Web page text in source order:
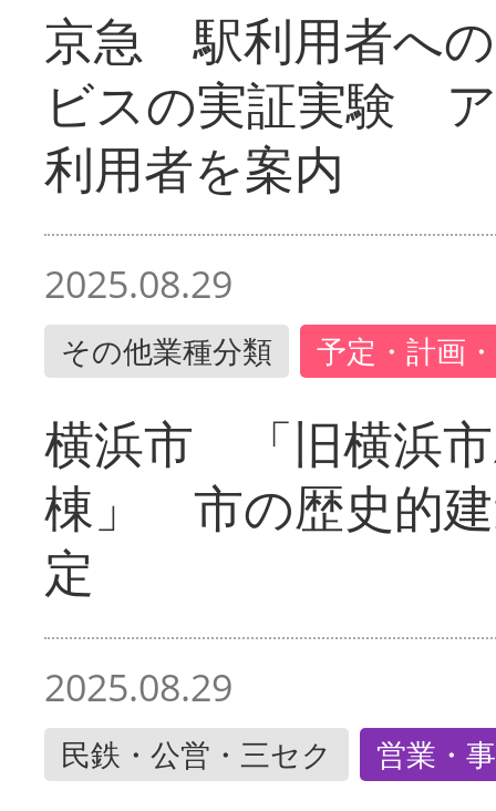
京急 駅利用者へ
ビスの実証実験
利用者を案内
2025.08.29
その他業種分類 予定・計画
横浜市 「旧横浜
棟」 市の歴史的
定
2025.08.29
民鉄・公営・三セク 営業・